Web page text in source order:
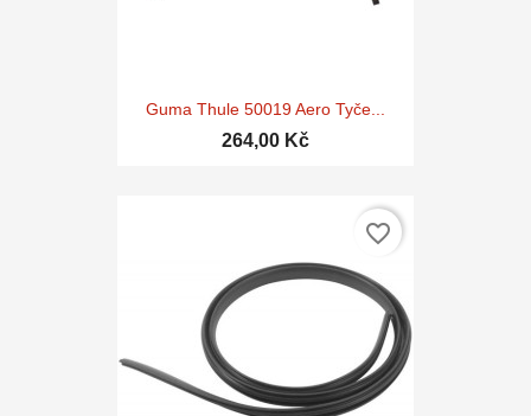
Guma Thule 50019 Aero Tyče...
264,00 Kč
favorite_border